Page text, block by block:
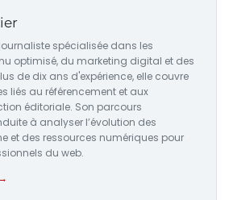
spécialisée dans les
optimisé, du marketing digital et des
de dix ans d'expérience, elle couvre
liés au référencement et aux
éditoriale. Son parcours
à analyser l’évolution des
et des ressources numériques pour
du web.